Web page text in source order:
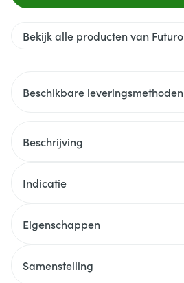
Bekijk alle producten van Futuro
Beschikbare leveringsmethoden
Beschrijving
Indicatie
Eigenschappen
Samenstelling